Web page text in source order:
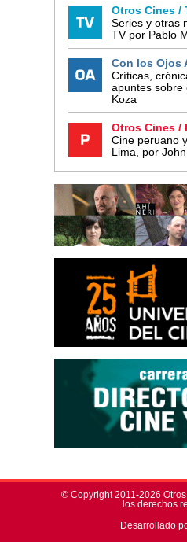
Otros Cines /
Series y otras
TV por Pablo
Con los Ojos
Críticas,
apuntes sobre
Koza
Otros Cines /
Cine peruano
Lima, por
© Copyright 2011-2026
los derechos
Desarrollado